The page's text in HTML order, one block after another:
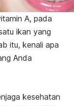
A, pada
ikan yang
itu, kenali apa
Anda
kesehatan